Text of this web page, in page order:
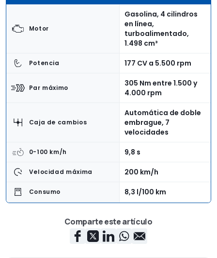
Motor
Gasolina, 4 cilindros
en línea,
turboalimentado,
1.498 cm³
Potencia 177 CV a 5.500 rpm
Par máximo
305 Nm entre 1.500 y
4.000 rpm
Caja de cambios
Automática de doble
embrague, 7
velocidades
0-100 km/h 9,8 s
Velocidad máxima 200 km/h
Consumo 8,3 l/100 km
4,75 m
Comparte este artículo